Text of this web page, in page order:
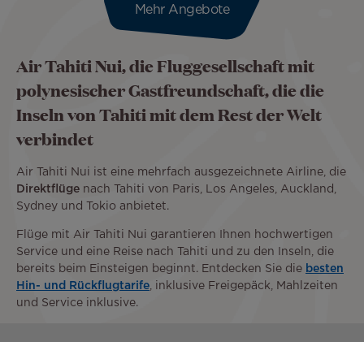
Mehr Angebote
Air Tahiti Nui, die Fluggesellschaft mit
polynesischer Gastfreundschaft, die die
Inseln von Tahiti mit dem Rest der Welt
verbindet
Air Tahiti Nui ist eine mehrfach ausgezeichnete Airline, die
Direktflüge nach Tahiti von Paris, Los Angeles, Auckland,
Sydney und Tokio anbietet.
Flüge mit Air Tahiti Nui garantieren Ihnen hochwertigen
Service und eine Reise nach Tahiti und zu den Inseln, die
bereits beim Einsteigen beginnt. Entdecken Sie die besten
Hin- und Rückflugtarife , inklusive Freigepäck, Mahlzeiten
und Service inklusive.